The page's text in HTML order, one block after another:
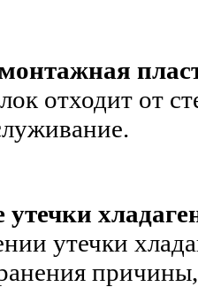
отходит от
утечки